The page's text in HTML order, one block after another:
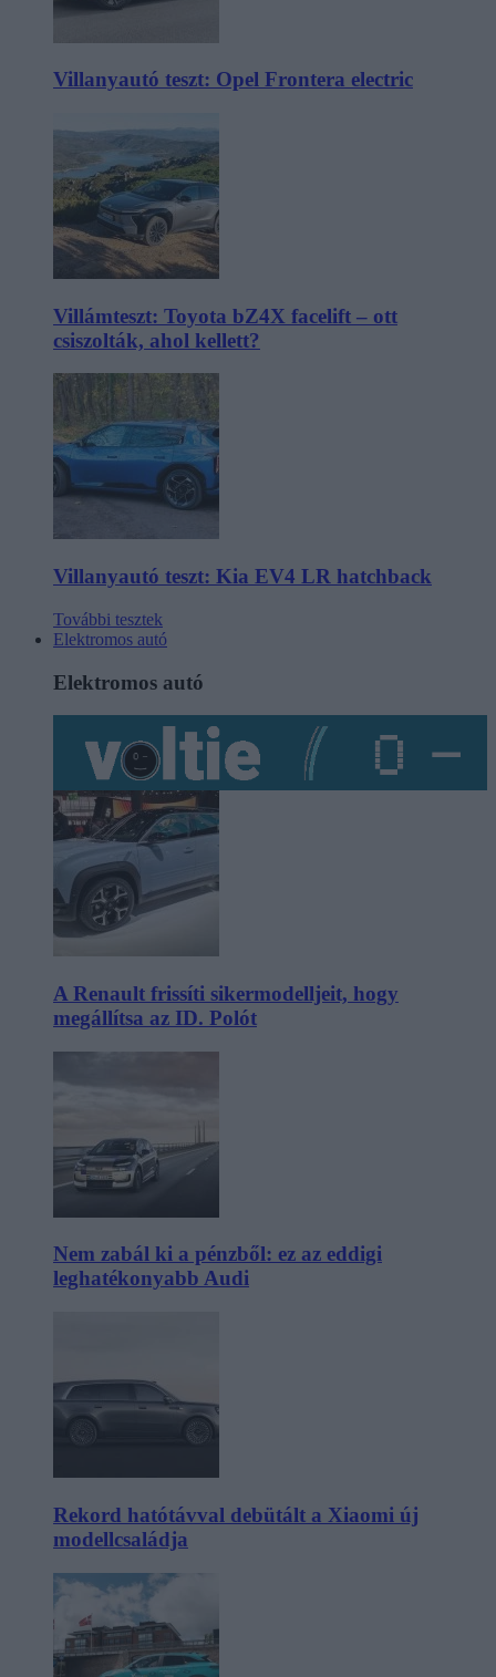
Villanyautó teszt: Opel Frontera electric
Villámteszt: Toyota bZ4X facelift – ott
csiszolták, ahol kellett?
Villanyautó teszt: Kia EV4 LR hatchback
További tesztek
Elektromos autó
Elektromos autó
A Renault frissíti sikermodelljeit, hogy
megállítsa az ID. Polót
Nem zabál ki a pénzből: ez az eddigi
leghatékonyabb Audi
Rekord hatótávval debütált a Xiaomi új
modellcsaládja